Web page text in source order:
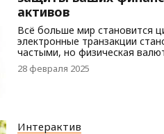
активов
Всё больше мир становится
электронные транзакции
частыми, но физическая
остается важным средством
существует постоянная
28 февраля 2025
Интерактив